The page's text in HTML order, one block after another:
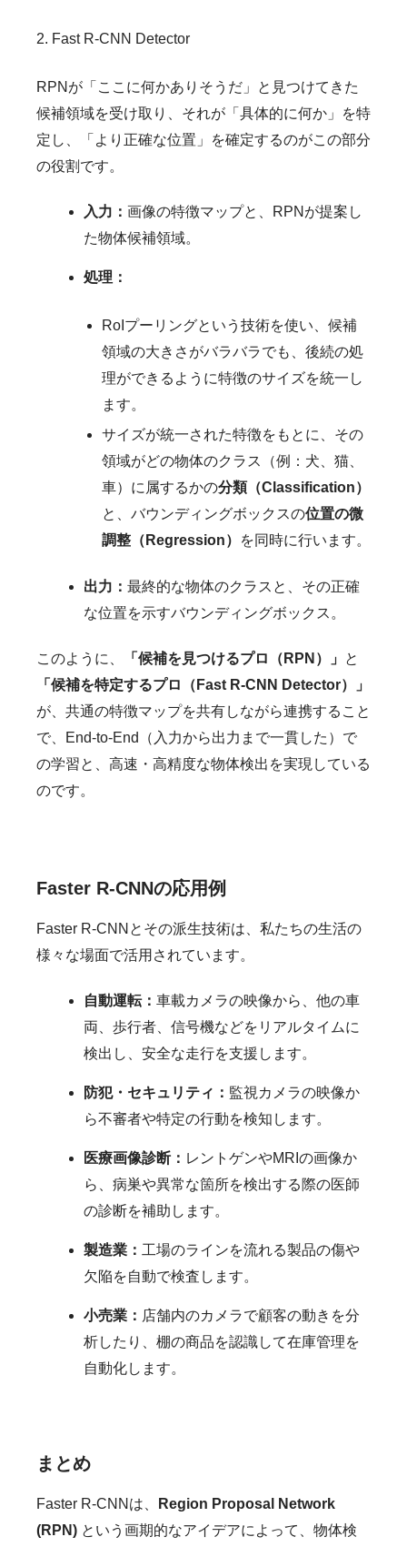
2. Fast R-CNN Detector
RPNが「ここに何かありそうだ」と見つけてきた
候補領域を受け取り、それが「具体的に何か」を特
定し、「より正確な位置」を確定するのがこの部分
の役割です。
入力： 画像の特徴マップと、RPNが提案し
た物体候補領域。
処理：
RoIプーリングという技術を使い、候補
領域の大きさがバラバラでも、後続の処
理ができるように特徴のサイズを統一し
ます。
サイズが統一された特徴をもとに、その
領域がどの物体のクラス（例：犬、猫、
車）に属するかの分類（Classification）
と、バウンディングボックスの位置の微
調整（Regression）
を同時に行います。
出力： 最終的な物体のクラスと、その正確
な位置を示すバウンディングボックス。
このように、 「候補を見つけるプロ（RPN）」 と
「候補を特定するプロ（Fast R-CNN Detector）」
が、共通の特徴マップを共有しながら連携すること
で、End-to-End（入力から出力まで一貫した）で
の学習と、高速・高精度な物体検出を実現している
のです。
Faster R-CNNの応用例
Faster R-CNNとその派生技術は、私たちの生活の
様々な場面で活用されています。
自動運転： 車載カメラの映像から、他の車
両、歩行者、信号機などをリアルタイムに
検出し、安全な走行を支援します。
防犯・セキュリティ： 監視カメラの映像か
ら不審者や特定の行動を検知します。
医療画像診断： レントゲンやMRIの画像か
ら、病巣や異常な箇所を検出する際の医師
の診断を補助します。
製造業： 工場のラインを流れる製品の傷や
欠陥を自動で検査します。
小売業： 店舗内のカメラで顧客の動きを分
析したり、棚の商品を認識して在庫管理を
自動化します。
まとめ
Faster R-CNNは、
Region Proposal Network
(RPN) という画期的なアイデアによって、物体検